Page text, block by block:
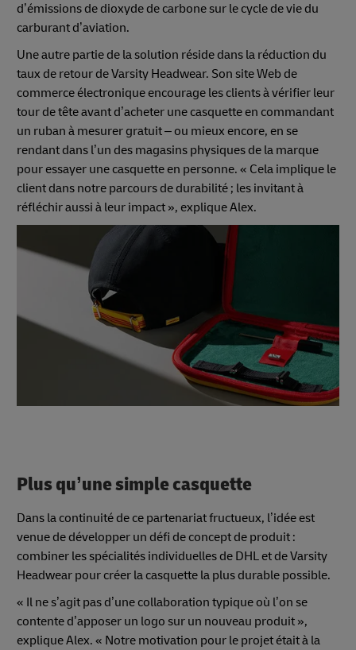
d’émissions de dioxyde de carbone sur le cycle de vie du
carburant d’aviation.
Une autre partie de la solution réside dans la réduction du
taux de retour de Varsity Headwear. Son site Web de
commerce électronique encourage les clients à vérifier leur
tour de tête avant d’acheter une casquette en commandant
un ruban à mesurer gratuit – ou mieux encore, en se
rendant dans l’un des magasins physiques de la marque
pour essayer une casquette en personne. « Cela implique le
client dans notre parcours de durabilité ; les invitant à
réfléchir aussi à leur impact », explique Alex.
Plus qu’une simple casquette
Dans la continuité de ce partenariat fructueux, l’idée est
venue de développer un défi de concept de produit :
combiner les spécialités individuelles de DHL et de Varsity
Headwear pour créer la casquette la plus durable possible.
« Il ne s’agit pas d’une collaboration typique où l’on se
contente d’apposer un logo sur un nouveau produit »,
explique Alex. « Notre motivation pour le projet était à la